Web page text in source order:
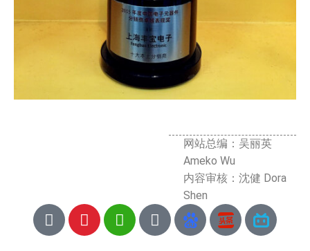
网站总编：吴丽英
Ameko Wu
内容审核：沈健 Dora
Shen